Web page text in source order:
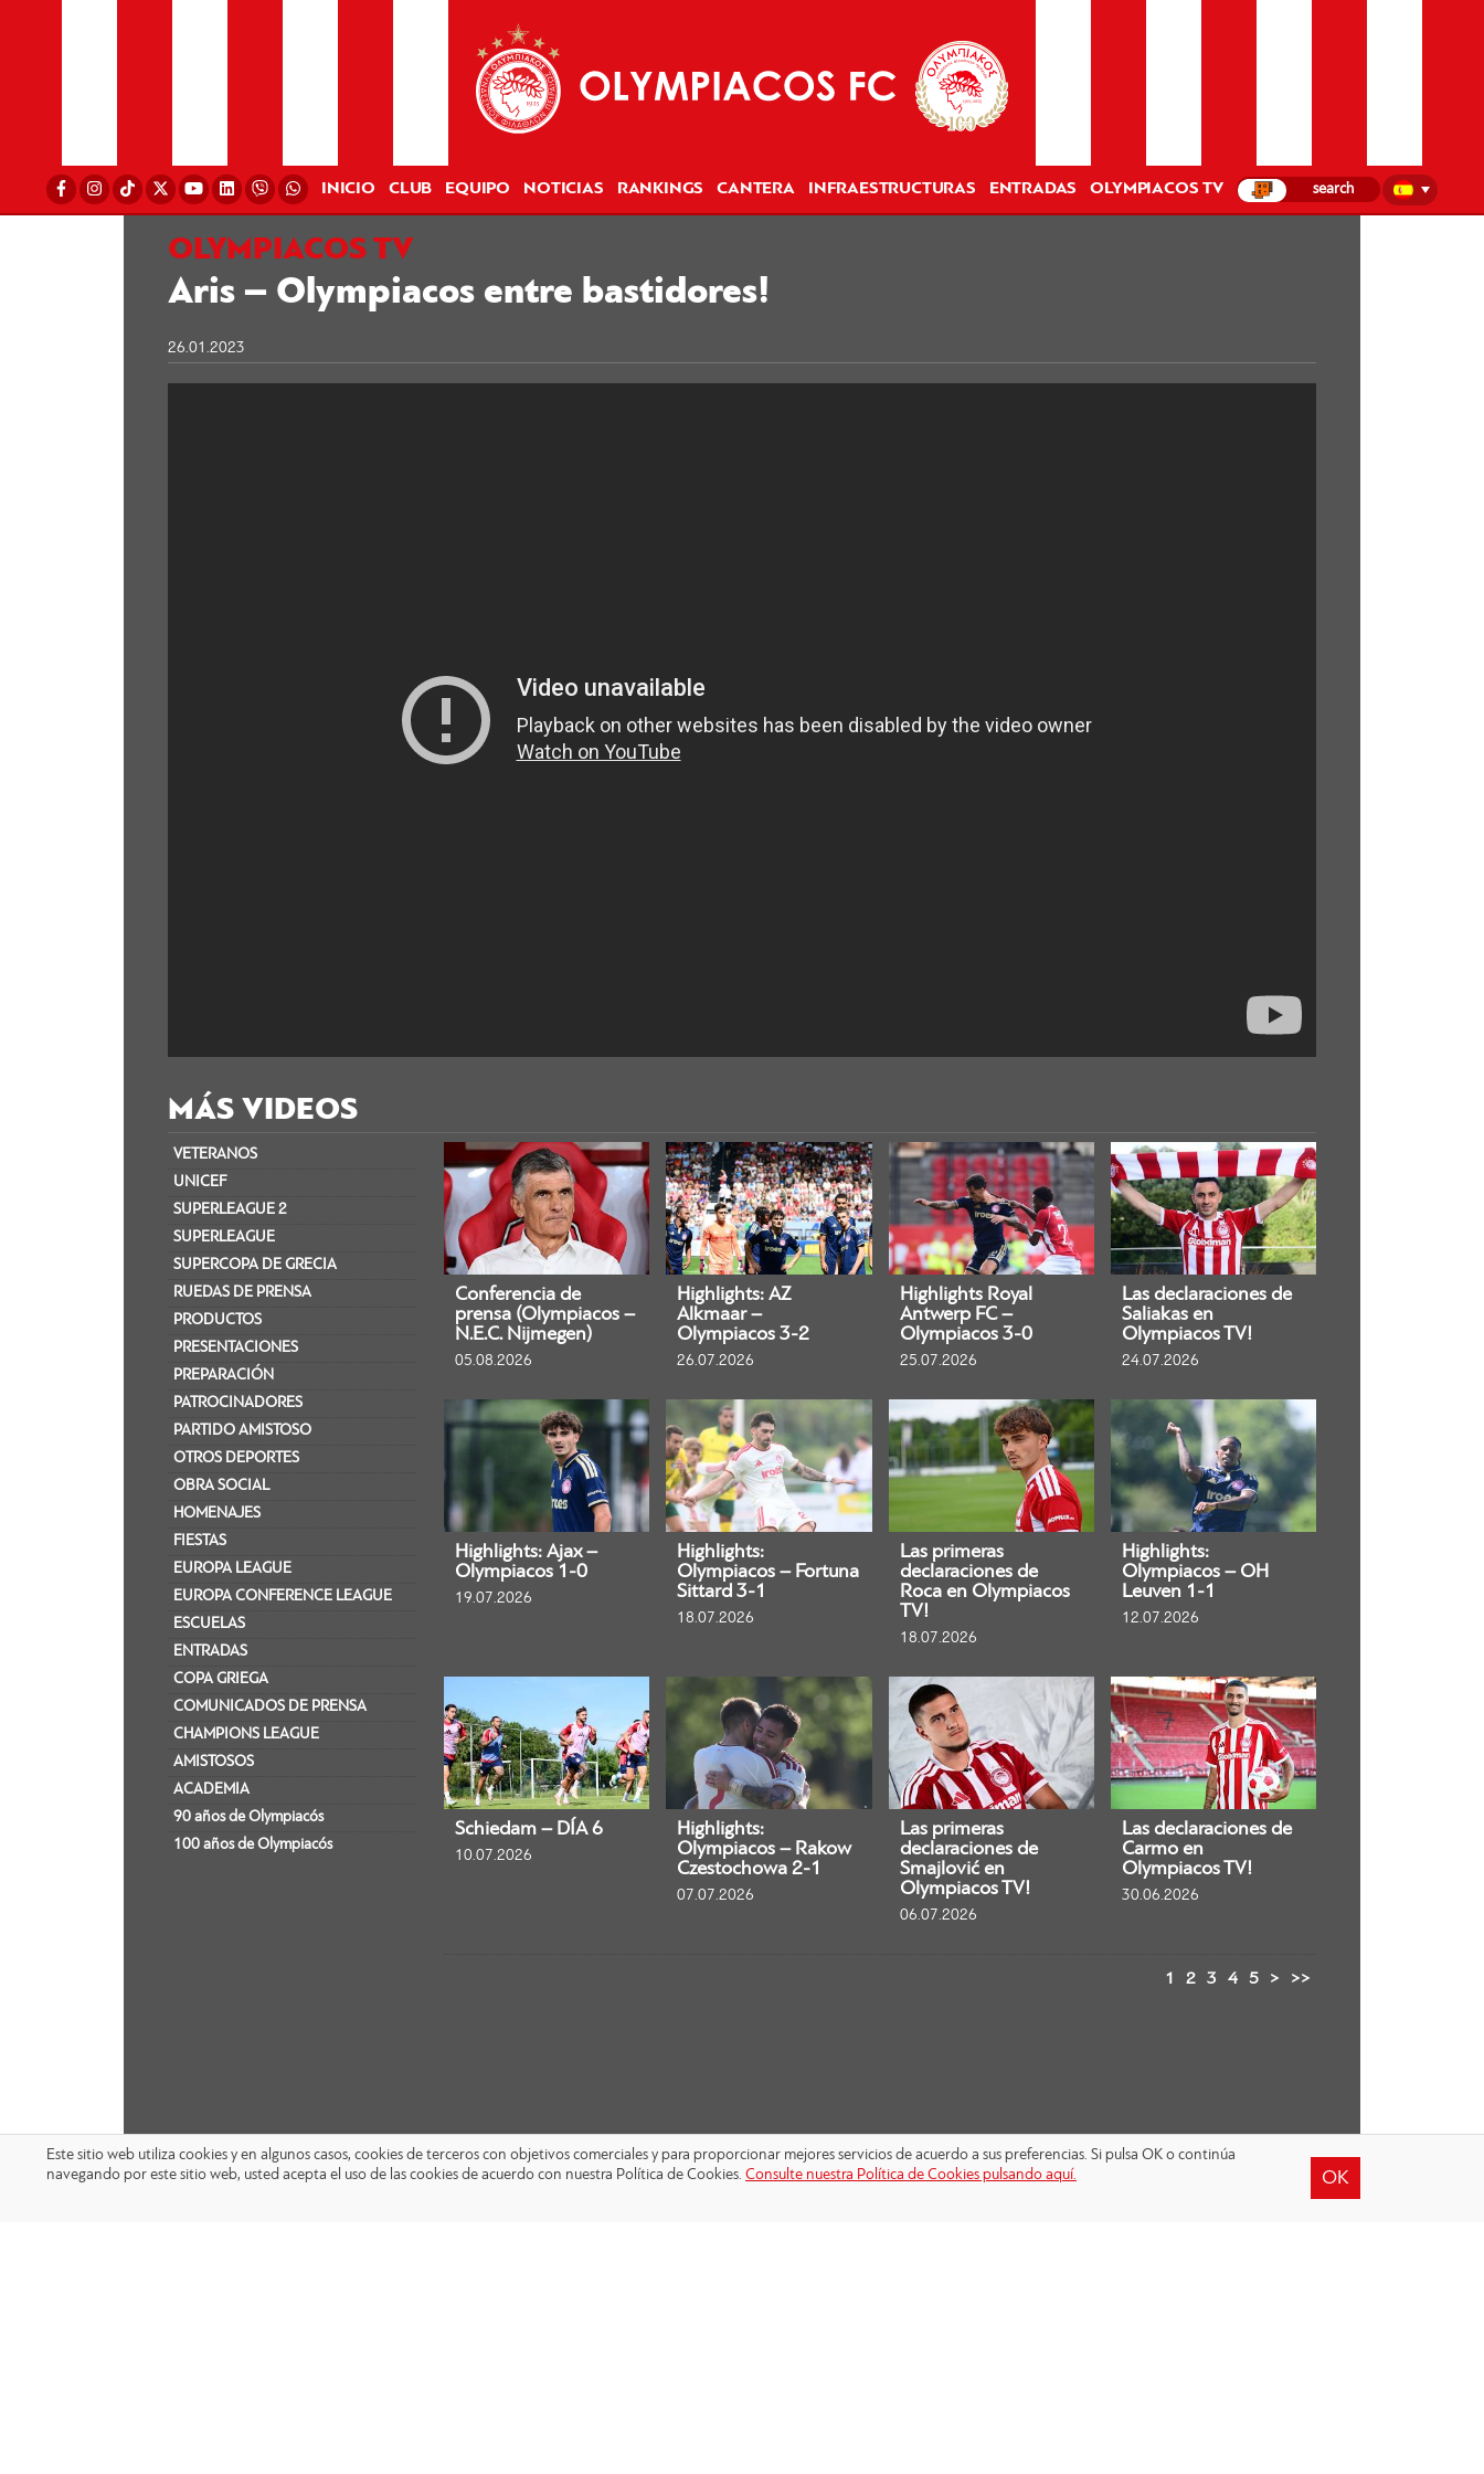
INICIO CLUB EQUIPO NOTICIAS RANKINGS CANTERA INFRAESTRUCTURAS ENTRADAS OLYMPIACOS TV
OLYMPIACOS TV
Aris – Olympiacos entre bastidores!
26.01.2023
MÁS VIDEOS
VETERANOS
UNICEF
SUPERLEAGUE 2
SUPERLEAGUE
SUPERCOPA DE GRECIA​
RUEDAS DE PRENSA
PRODUCTOS
PRESENTACIONES
PREPARACIÓN
PATROCINADORES
PARTIDO AMISTOSO
OTROS DEPORTES
OBRA SOCIAL
HOMENAJES
FIESTAS
EUROPA LEAGUE
EUROPA CONFERENCE LEAGUE
ESCUELAS
ENTRADAS
COPA GRIEGA
COMUNICADOS DE PRENSA
CHAMPIONS LEAGUE
AMISTOSOS
ACADEMIA
90 años de Olympiacós
100 años de Olympiacós
Conferencia de
prensa (Olympiacos –
N.E.C. Nijmegen)
05.08.2026
Highlights: AZ
Alkmaar –
Olympiacos 3-2
26.07.2026
Highlights Royal
Antwerp FC –
Olympiacos 3-0
25.07.2026
Las declaraciones de
Saliakas en
Olympiacos TV!
24.07.2026
Highlights: Ajax –
Olympiacos 1-0
19.07.2026
Highlights:
Olympiacos – Fortuna
Sittard 3-1
18.07.2026
Las primeras
declaraciones de
Roca en Olympiacos
TV!
18.07.2026
Highlights:
Olympiacos – OH
Leuven 1-1
12.07.2026
Schiedam – DÍA 6
10.07.2026
Highlights:
Olympiacos – Rakow
Czestochowa 2-1
07.07.2026
Las primeras
declaraciones de
Smajlović en
Olympiacos TV!
06.07.2026
Las declaraciones de
Carmo en
Olympiacos TV!
30.06.2026
1 2 3 4 5 > >>
Este sitio web utiliza cookies y en algunos casos, cookies de terceros con objetivos comerciales y para proporcionar mejores servicios de acuerdo a sus preferencias. Si pulsa OK o continúa
navegando por este sitio web, usted acepta el uso de las cookies de acuerdo con nuestra Política de Cookies. Consulte nuestra Política de Cookies pulsando aquí. OK